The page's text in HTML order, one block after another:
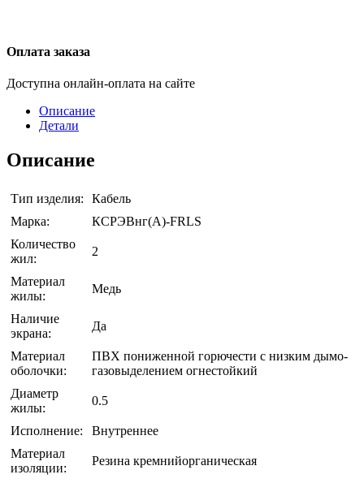
Оплата заказа
Доступна онлайн-оплата на сайте
Описание
Детали
Описание
Тип изделия:
Кабель
Марка:
КСРЭВнг(A)-FRLS
Количество
жил:
2
Материал
жилы:
Медь
Наличие
экрана:
Да
Материал
оболочки:
ПВХ пониженной горючести с низким дымо-
газовыделением огнестойкий
Диаметр
жилы:
0.5
Исполнение:
Внутреннее
Материал
изоляции:
Резина кремнийорганическая